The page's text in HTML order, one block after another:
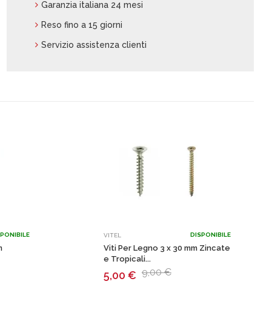
Garanzia italiana 24 mesi
Reso fino a 15 giorni
Servizio assistenza clienti
VITEL DISPONIBILE
Viti Per Legno 3 x 30 mm Zincate
e Tropicali...
5,00 € 9,00 €